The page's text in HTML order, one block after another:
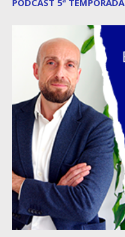
PODCAST 5ª TEMPORADA